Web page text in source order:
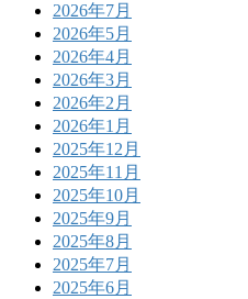
2026年7月
2026年5月
2026年4月
2026年3月
2026年2月
2026年1月
2025年12月
2025年11月
2025年10月
2025年9月
2025年8月
2025年7月
2025年6月